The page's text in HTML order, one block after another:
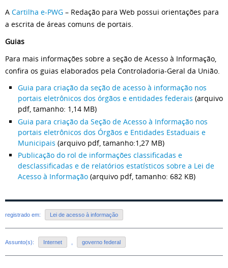
A Cartilha e-PWG – Redação para Web possui orientações para
a escrita de áreas comuns de portais.
Guias
Para mais informações sobre a seção de Acesso à Informação,
confira os guias elaborados pela Controladoria-Geral da União.
Guia para criação da seção de acesso à informação nos
portais eletrônicos dos órgãos e entidades federais (arquivo
pdf, tamanho: 1,14 MB)
Guia para criação da Seção de Acesso à Informação nos
portais eletrônicos dos Órgãos e Entidades Estaduais e
Municipais (arquivo pdf, tamanho:1,27 MB)
Publicação do rol de informações classificadas e
desclassificadas e de relatórios estatísticos sobre a Lei de
Acesso à Informação (arquivo pdf, tamanho: 682 KB)
registrado em: Lei de acesso à informação
Assunto(s): Internet governo federal